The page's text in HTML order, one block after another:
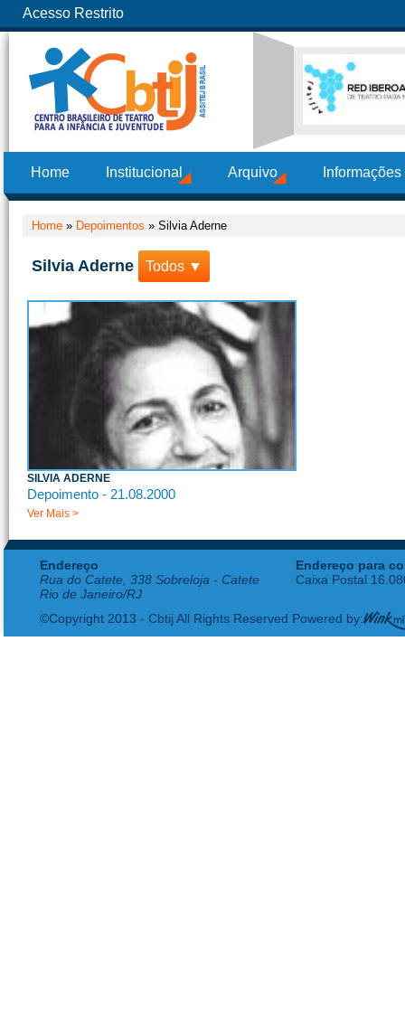
Acesso Restrito
Home Institucional Arquivo
Home » Depoimentos » Silvia Aderne
Silvia Aderne Todos ▼
SILVIA ADERNE
Depoimento - 21.08.2000
Ver Mais >
Endereço
Rua do Catete, 338 Sobreloja - Catete
Rio de Janeiro/RJ
Endereço para
Caixa Postal
©Copyright 2013 - Cbtij All Rights Reserved Powered by: